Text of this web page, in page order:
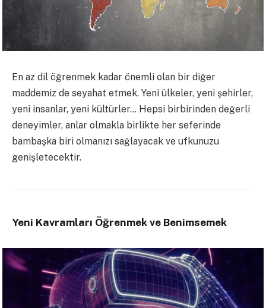
En az dil öğrenmek kadar önemli olan bir diğer
maddemiz de seyahat etmek. Yeni ülkeler, yeni şehirler,
yeni insanlar, yeni kültürler… Hepsi birbirinden değerli
deneyimler, anlar olmakla birlikte her seferinde
bambaşka biri olmanızı sağlayacak ve ufkunuzu
genişletecektir.
Yeni Kavramları Öğrenmek ve Benimsemek